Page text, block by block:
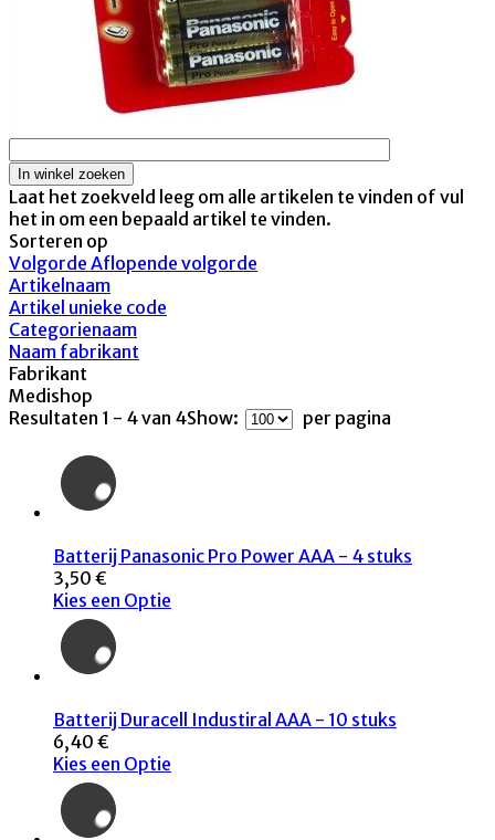
Laat het zoekveld leeg om alle artikelen te vinden of vul
het in om een bepaald artikel te vinden.
Sorteren op
Volgorde Aflopende volgorde
Artikelnaam
Artikel unieke code
Categorienaam
Naam fabrikant
Fabrikant
Medishop
Resultaten 1 - 4 van 4Show: per pagina
Batterij Panasonic Pro Power AAA - 4 stuks
3,50 €
Kies een Optie
Batterij Duracell Industiral AAA - 10 stuks
6,40 €
Kies een Optie